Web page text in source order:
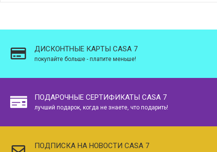
ДИСКОНТНЫЕ КАРТЫ CASA 7
покупайте больше - платите меньше!
ПОДАРОЧНЫЕ СЕРТИФИКАТЫ CASA 7
лучший подарок, когда не знаете, что подарить!
ПОДПИСКА НА НОВОСТИ CASA 7